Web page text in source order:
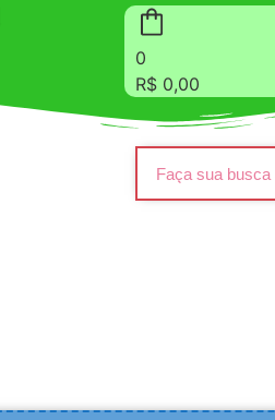
0
R$ 0,00